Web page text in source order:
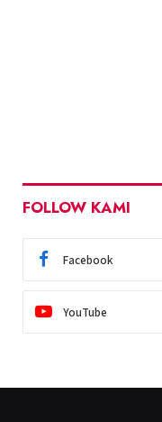
FOLLOW KAMI
Facebook
YouTube